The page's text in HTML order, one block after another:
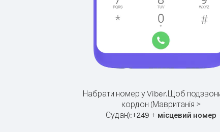
Набрати номер у Viber.Щоб
кордон (Мавританія >
Судан):+249 + місцевий номер